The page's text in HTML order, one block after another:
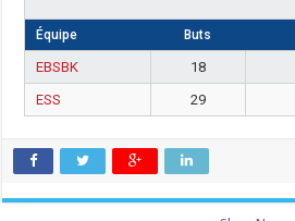
Équipe Buts
EBSBK 18
ESS
29